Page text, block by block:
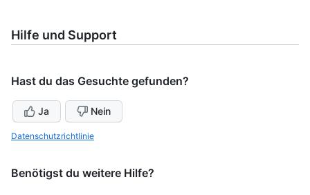
Hilfe und Support
Hast du das Gesuchte gefunden?
Ja Nein
Datenschutzrichtlinie
Benötigst du weitere Hilfe?